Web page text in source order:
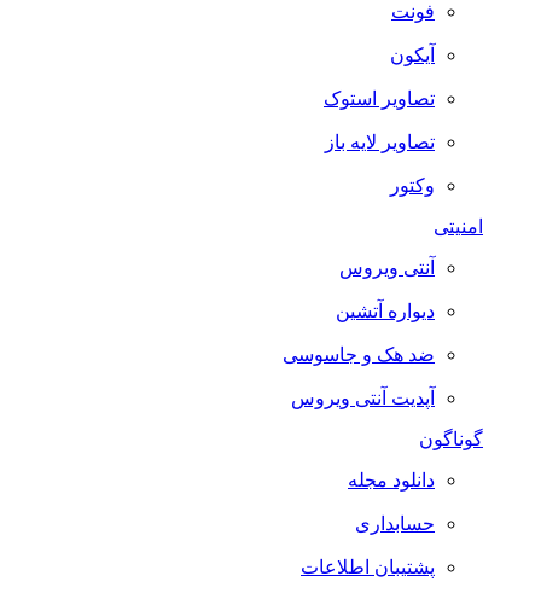
فونت
آیکون
تصاویر استوک
تصاویر لایه باز
وکتور
آنتی ویروس
دیواره آتشین
ضد هک و جاسوسی
آپدیت آنتی ویروس
گوناگون
دانلود مجله
حسابداری
پشتیبان اطلاعات